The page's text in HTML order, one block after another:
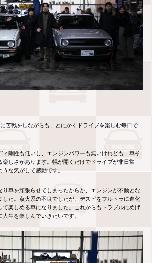
に苦戦をしながらも、とにかくドライブを楽しむ毎日で
剛性も低いし、エンジンパワーも無いけれども、車そ
しさがあります。幌が開くだけでドライブが非日常
うな気がして感動です。
車を頑張らせてしまったからか、エンジンが不動とな
した。点火系の不良でしたが、デスビをフルトラに進化
て楽しめる車になりました。これからもトラブルにめげ
生を楽しんでいきたいです。